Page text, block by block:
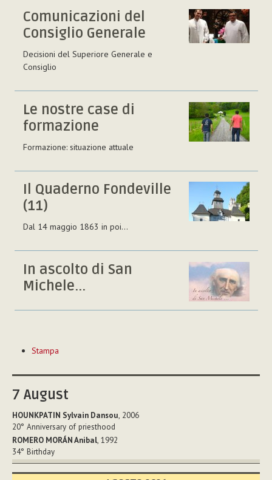
Comunicazioni del
Consiglio Generale
Decisioni del Superiore Generale e
Consiglio
Le nostre case di
formazione
Formazione: situazione attuale
Il Quaderno Fondeville
(11)
Dal 14 maggio 1863 in poi...
In ascolto di San
Michele...
sul
Stampa
7 August
HOUNKPATIN Sylvain Dansou, 2006
20° Anniversary of priesthood
ROMERO MORÁN Anibal, 1992
34° Birthday